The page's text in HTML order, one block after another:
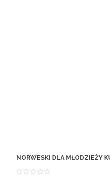
NORWESKI DLA MŁODZIEŻY